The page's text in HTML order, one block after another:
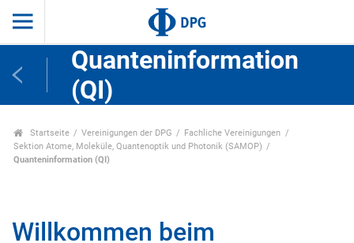
Quanteninformation
(QI)
Startseite Vereinigungen der DPG
Fachliche Vereinigungen
Sektion Atome, Moleküle, Quantenoptik und Photonik (SAMOP)
Quanteninformation (QI)
Willkommen beim